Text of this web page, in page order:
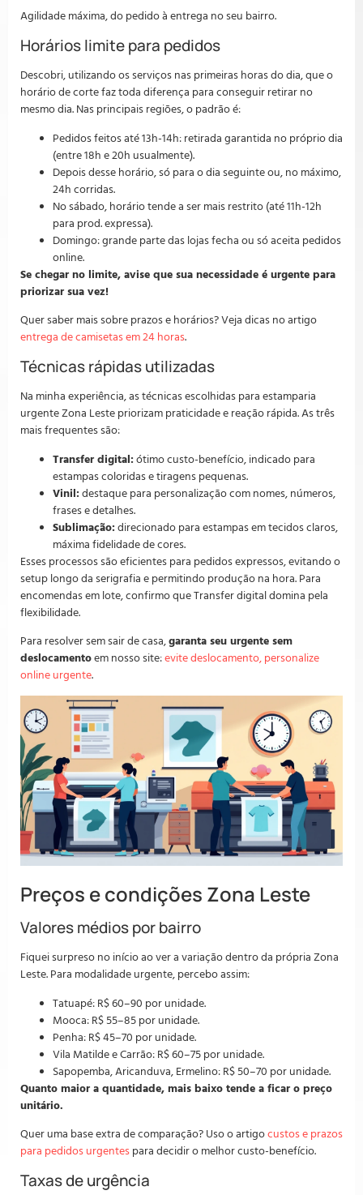
Agilidade máxima, do pedido à entrega no seu bairro.
Horários limite para pedidos
Descobri, utilizando os serviços nas primeiras horas do dia, que o
horário de corte faz toda diferença para conseguir retirar no
mesmo dia. Nas principais regiões, o padrão é:
Pedidos feitos até 13h-14h: retirada garantida no próprio dia
(entre 18h e 20h usualmente).
Depois desse horário, só para o dia seguinte ou, no máximo,
24h corridas.
No sábado, horário tende a ser mais restrito (até 11h-12h
para prod. expressa).
Domingo: grande parte das lojas fecha ou só aceita pedidos
online.
Se chegar no limite, avise que sua necessidade é urgente para
priorizar sua vez!
Quer saber mais sobre prazos e horários? Veja dicas no artigo
entrega de camisetas em 24 horas.
Técnicas rápidas utilizadas
Na minha experiência, as técnicas escolhidas para estamparia
urgente Zona Leste priorizam praticidade e reação rápida. As três
mais frequentes são:
Transfer digital: ótimo custo-benefício, indicado para
estampas coloridas e tiragens pequenas.
Vinil: destaque para personalização com nomes, números,
frases e detalhes.
Sublimação: direcionado para estampas em tecidos claros,
máxima fidelidade de cores.
Esses processos são eficientes para pedidos expressos, evitando o
setup longo da serigrafia e permitindo produção na hora. Para
encomendas em lote, confirmo que Transfer digital domina pela
flexibilidade.
Para resolver sem sair de casa,garanta seu urgente sem
deslocamentoem nosso site:evite deslocamento, personalize
online urgente.
Preços e condições Zona Leste
Valores médios por bairro
Fiquei surpreso no início ao ver a variação dentro da própria Zona
Leste. Para modalidade urgente, percebo assim:
Tatuapé: R$ 60–90 por unidade.
Mooca: R$ 55–85 por unidade.
Penha: R$ 45–70 por unidade.
Vila Matilde e Carrão: R$ 60–75 por unidade.
Sapopemba, Aricanduva, Ermelino: R$ 50–70 por unidade.
Quanto maior a quantidade, mais baixo tende a ficar o preço
unitário.
Quer uma base extra de comparação? Uso o artigocustos e prazos
para pedidos urgentes para decidir o melhor custo-benefício.
Taxas de urgência